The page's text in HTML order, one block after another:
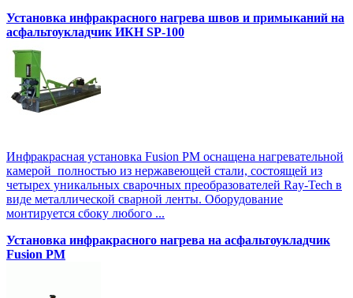
Установка инфракрасного нагрева швов и примыканий на
асфальтоукладчик ИКН SP-100
Инфракрасная установка Fusion PM оснащена нагревательной
камерой полностью из нержавеющей стали, состоящей из
четырех уникальных сварочных преобразователей Ray-Tech в
виде металлической сварной ленты. Оборудование
монтируется сбоку любого ...
Установка инфракрасного нагрева на асфальтоукладчик
Fusion PM